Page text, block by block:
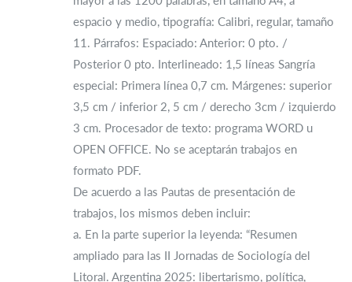
espacio y medio, tipografía: Calibri, regular, tamaño
11. Párrafos: Espaciado: Anterior: 0 pto. /
Posterior 0 pto. Interlineado: 1,5 líneas Sangría
especial: Primera línea 0,7 cm. Márgenes: superior
3,5 cm / inferior 2, 5 cm / derecho 3cm / izquierdo
3 cm. Procesador de texto: programa WORD u
OPEN OFFICE. No se aceptarán trabajos en
formato PDF.
De acuerdo a las Pautas de presentación de
trabajos, los mismos deben incluir:
a. En la parte superior la leyenda: “Resumen
ampliado para las II Jornadas de Sociología del
Litoral. Argentina 2025: libertarismo, política,